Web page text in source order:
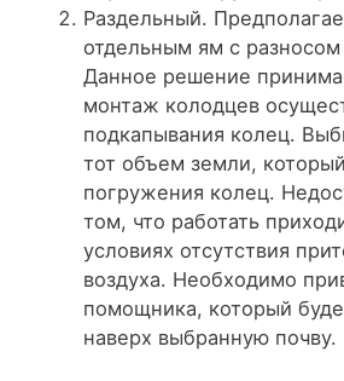
Раздельный.
отдельным ям с
Данное решение
монтаж колодцев
подкапывания колец.
тот объем земли,
погружения колец.
том, что работать
условиях отсутствия
воздуха. Необходимо
помощника, который
наверх выбранную почву.